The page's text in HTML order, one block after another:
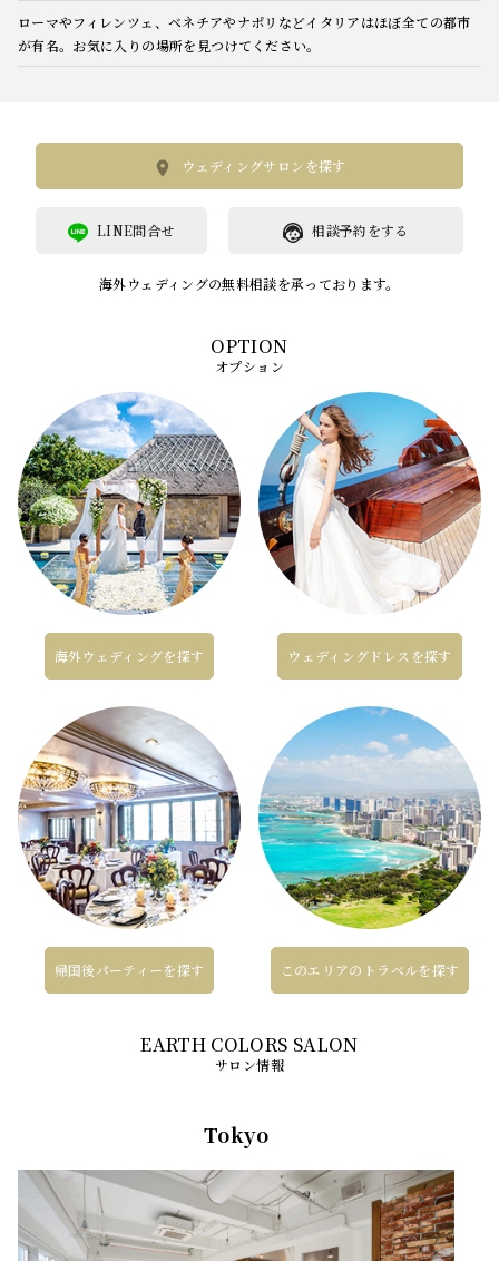
ローマやフィレンツェ、ベネチアやナポリなどイタリアはほぼ全ての都市
が有名。お気に入りの場所を見つけてください。
ウェディングサロンを探す
相談予約をする
LINE問合せ
海外ウェディングの無料相談を承っております。
オプション
海外ウェディングを探す ウェディングドレスを探す
帰国後パーティーを探す このエリアのトラベルを探す
サロン情報
Tokyo